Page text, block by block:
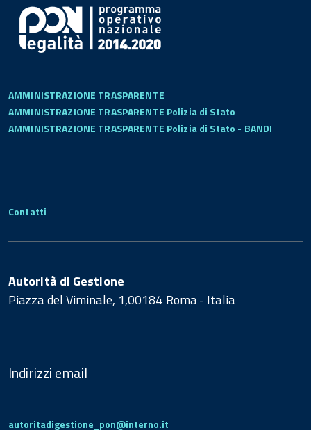
AMMINISTRAZIONE TRASPARENTE
AMMINISTRAZIONE TRASPARENTE Polizia di Stato
AMMINISTRAZIONE TRASPARENTE Polizia di Stato - BANDI
Contatti
Autorità di Gestione
Piazza del Viminale, 1,00184 Roma - Italia
Indirizzi email
autoritadigestione_pon@interno.it